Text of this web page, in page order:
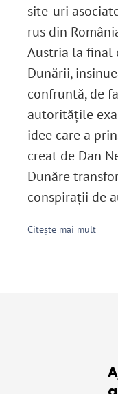
site-uri
rus din
Austria la final
Dunării,
confruntă, de
autoritățile
idee care a
creat de Dan
Dunăre
conspirații de
Citește mai mult